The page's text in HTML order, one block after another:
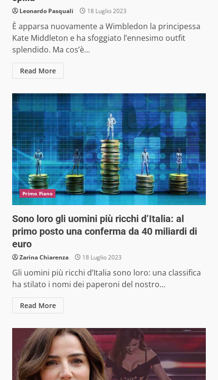
Leonardo Pasquali 18 Luglio 2023
È apparsa nuovamente a Wimbledon la principessa
Kate Middleton e ha sfoggiato l’ennesimo outfit
splendido. Ma cos’è...
Read More
Primo Piano
Sono loro gli uomini più ricchi d’Italia: al
primo posto una conferma da 40 miliardi di
euro
Zarina Chiarenza 18 Luglio 2023
Gli uomini più ricchi d’Italia sono loro: una classifica
ha stilato i nomi dei paperoni del nostro...
Read More